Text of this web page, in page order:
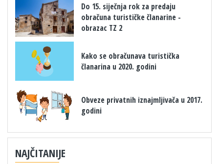
Do 15. siječnja rok za predaju
obračuna turističke članarine -
obrazac TZ 2
Kako se obračunava turistička
članarina u 2020. godini
Obveze privatnih iznajmljivača u 2017.
godini
NAJČITANIJE